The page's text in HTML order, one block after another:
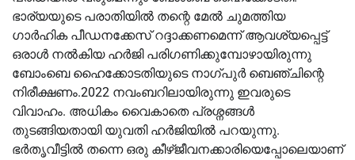
ഭാര്യയുടെ പരാതിയിൽ തന്റെ മേൽ ചുമത്തിയ
ഗാർഹിക പീഡനക്കേസ് റദ്ദാക്കണമെന്ന് ആവശ്യപ്പെട്ട്
ഒരാൾ നൽകിയ ഹർജി പരിഗണിക്കുമ്പോഴായിരുന്നു
ബോംബെ ഹൈക്കോടതിയുടെ നാഗ്പുർ ബെഞ്ചിന്റെ
നിരീക്ഷണം.2022 നവംബറിലായിരുന്നു ഇവരുടെ
വിവാഹം. അധികം വൈകാതെ പ്രശ്നങ്ങൾ
തുടങ്ങിയതായി യുവതി ഹർജിയിൽ പറയുന്നു.
ഭർതൃവീട്ടിൽ തന്നെ ഒരു കീഴ്ജീവനക്കാരിയെപ്പോലെയാണ്